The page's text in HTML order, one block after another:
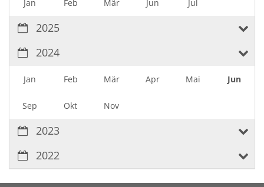
Jan Feb Mär Jun Jul
2025
2024
Jan Feb Mär Apr Mai Jun
Sep Okt Nov
2023
2022